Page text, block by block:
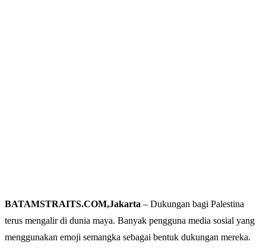
BATAMSTRAITS.COM,Jakarta – Dukungan bagi Palestina
terus mengalir di dunia maya. Banyak pengguna media sosial yang
menggunakan emoji semangka sebagai bentuk dukungan mereka.